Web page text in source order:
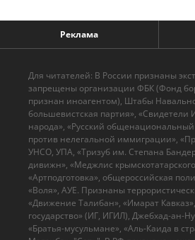
Реклама
Для читателей: В России признаны
запрещены организации ФБК (Фонд
признан иноагентом), Штабы
большевистская партия», «Свидетели
народа», «Русский
против нелегальной иммиграции»,
УНСО, УПА, «Тризуб им. Степана
дивижн», «Меджлис
«Артподготовка», общероссийская
«Воля», АУЕ. Признаны
«Движение Талибан», «Имарат
государство» (ИГ, ИГИЛ), Джебхад-ан-
«Братья-мусульмане», «Аль-Каида в